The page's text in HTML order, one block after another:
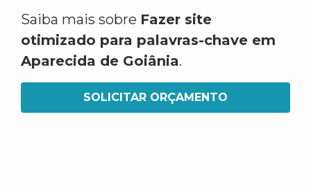
Saiba mais sobre Fazer site
otimizado para palavras-chave em
Aparecida de Goiânia.
SOLICITAR ORÇAMENTO